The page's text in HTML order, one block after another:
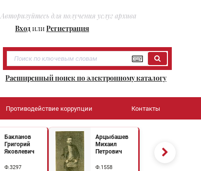
Авторизуйтесь для получения услуг архива
ВходилиРегистрация
Расширенный поиск по электронному каталогу
Противодействие коррупции Контакты
Бакланов
Григорий
Яковлевич
Ф.3297
Арцыбашев
Михаил
Петрович
Ф.1558